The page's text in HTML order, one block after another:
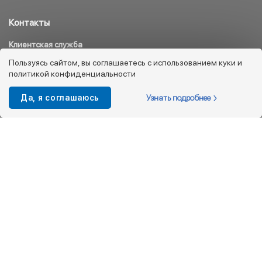
Контакты
Клиентская служба
8 800 333 08 45
info@kotofey.ru
Магазины в Москва (50)
Пользуясь сайтом, вы соглашаетесь с использованием куки и
политикой конфиденциальности
Да, я соглашаюсь Узнать подробнее